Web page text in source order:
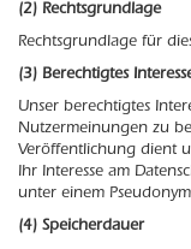
(2) Rechtsgrundlage
Rechtsgrundlage für
(3) Berechtigtes
Unser berechtigtes
Nutzermeinungen zu
Veröffentlichung dient
Ihr Interesse am
unter einem
(4) Speicherdauer